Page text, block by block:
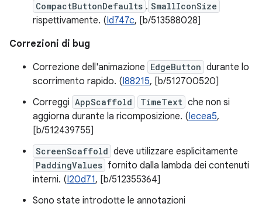
CompactButtonDefaults . SmallIconSize
rispettivamente. (Id747c, [b/513588028]
Correzioni di bug
Correzione dell'animazione EdgeButton durante lo
scorrimento rapido. (I88215, [b/512700520]
Correggi AppScaffold TimeText che non si
aggiorna durante la ricomposizione. (Iecea5,
[b/512439755]
ScreenScaffold deve utilizzare esplicitamente
PaddingValues fornito dalla lambda dei contenuti
interni. (I20d71, [b/512355364]
Sono state introdotte le annotazioni